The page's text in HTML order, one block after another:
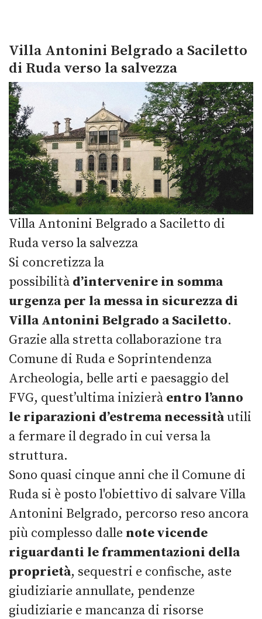
Villa Antonini Belgrado a Saciletto
di Ruda verso la salvezza
Villa Antonini Belgrado a Saciletto di
Ruda verso la salvezza
Si concretizza la
possibilità d’intervenire in somma
urgenza per la messa in sicurezza di
Villa Antonini Belgrado a Saciletto.
Grazie alla stretta collaborazione tra
Comune di Ruda e Soprintendenza
Archeologia, belle arti e paesaggio del
FVG, quest’ultima inizierà entro l’anno
le riparazioni d’estrema necessitàutili
a fermare il degrado in cui versa la
struttura.
Sono quasi cinque anni che il Comune di
Ruda si è posto l'obiettivo di salvare Villa
Antonini Belgrado, percorso reso ancora
più complesso dalle note vicende
riguardanti le frammentazioni della
proprietà, sequestri e confische, aste
giudiziarie annullate, pendenze
giudiziarie e mancanza di risorse